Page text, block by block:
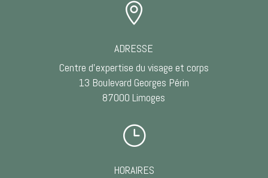

ADRESSE
Centre d’expertise du visage et corps
13 Boulevard Georges Périn
87000 Limoges
}
HORAIRES